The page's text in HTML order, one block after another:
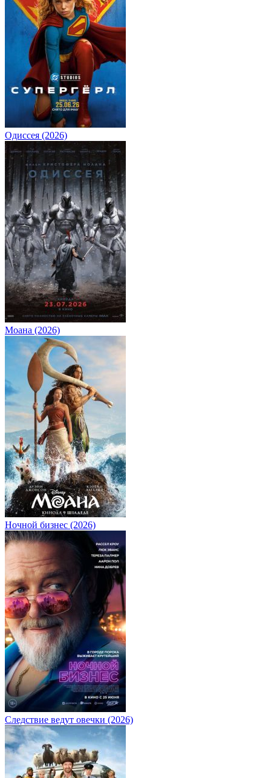
Одиссея (2026)
Моана (2026)
Ночной бизнес (2026)
Следствие ведут овечки (2026)